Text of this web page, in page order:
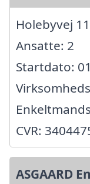
Holebyvej
Ansatte: 2
Startdato:
CVR:
ASGAARD